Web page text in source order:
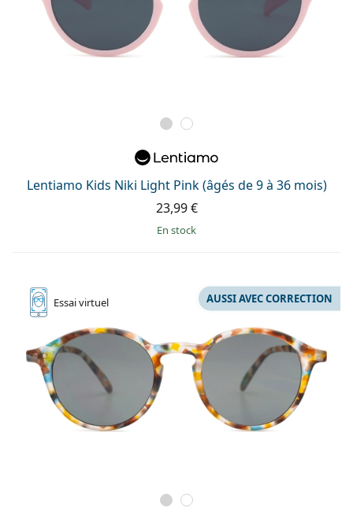
Lentiamo Kids Niki Light Pink (âgés de 9 à 36 mois)
23,99 €
en stock
Essaivirtuel AUSSI AVEC CORRECTION